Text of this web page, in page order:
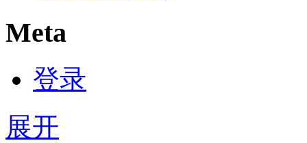
Meta
登录
展开